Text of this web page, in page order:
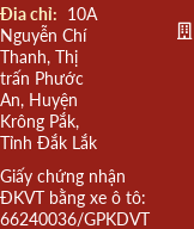
Đia chỉ: 10A
Nguyễn Chí
Thanh, Thị
trấn Phước
An, Huyện
Krông Pắk,
Tỉnh Đắk Lắk
Giấy chứng nhận
ĐKVT bằng xe ô tô:
66240036/GPKDVT